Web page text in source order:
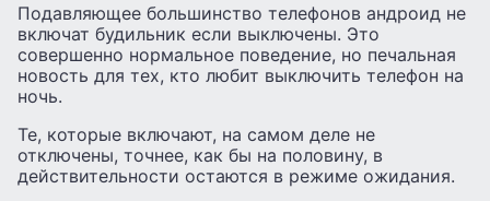
Подавляющее большинство телефонов андроид не
включат будильник если выключены. Это
совершенно нормальное поведение, но печальная
новость для тех, кто любит выключить телефон на
ночь.
Те, которые включают, на самом деле не
отключены, точнее, как бы на половину, в
действительности остаются в режиме ожидания.